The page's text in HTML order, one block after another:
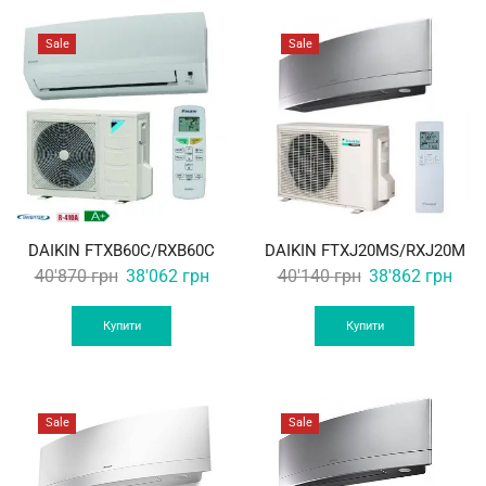
Sale
DAIKIN FTXB60C/RXB60C
40'870грн Original
price
was:
40'870 грн.
38'062 грнCurrent
Купити
Sale
DAIKIN FTXJ20MS/RXJ20M
40'140грн Original
price
was:
40'140 грн.
38'862 грн
Купити
Sale Sale